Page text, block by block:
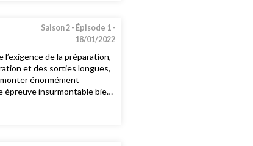
Saison 2 - Épisode 1 -
18/01/2022
de la préparation,
et des sorties longues,
énormément
épreuve insurmontable bien